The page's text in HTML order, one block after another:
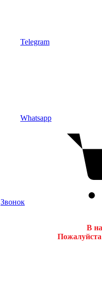
Telegram
Whatsapp
Звонок
В
Пожалуйста